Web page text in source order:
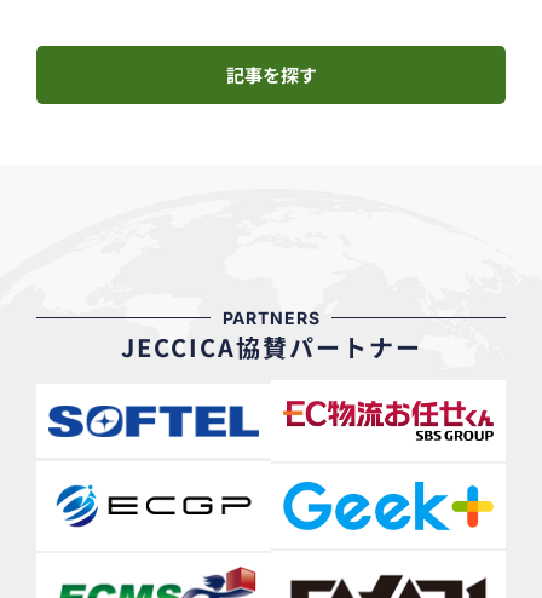
記事を探す
PARTNERS
JECCICA協賛パートナー